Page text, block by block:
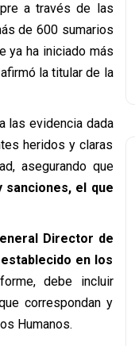
a través de las
de 600 sumarios
ya ha iniciado más
la titular de la
las evidencia dada
heridos y claras
asegurando que
el que
Director de
en los
debe incluir
correspondan y
Humanos.